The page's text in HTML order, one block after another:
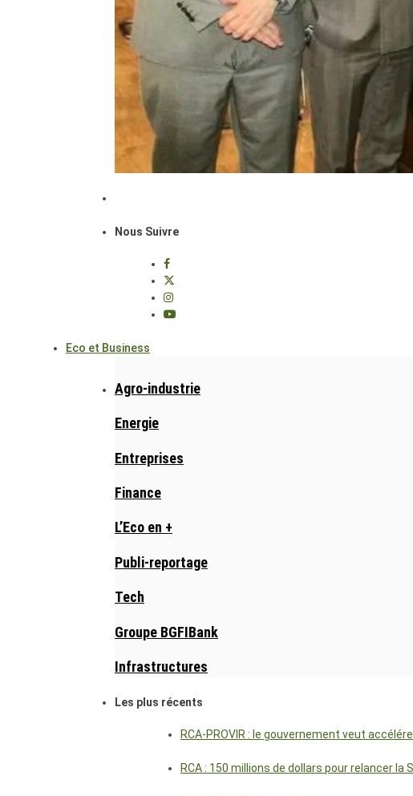
Nous Suivre
Eco et Business
Agro-industrie
Energie
Entreprises
Finance
L’Eco en +
Publi-reportage
Tech
Groupe BGFIBank
Infrastructures
Les plus récents
RCA-PROVIR : le gouvernement veut
RCA : 150 millions de dollars pour relancer